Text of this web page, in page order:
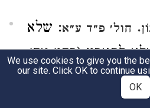
חול׳ פ״ד ע״א: שלא
לתאבון (בהו׳ אח׳:
We use cookies to give you the
our site. Click OK to continue
OK